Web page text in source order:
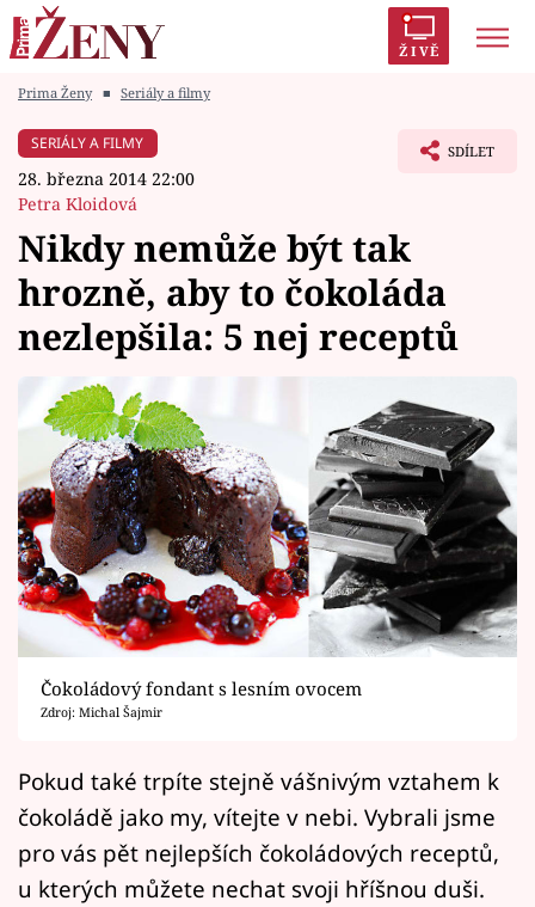
ŽIVĚ
Módní alarm
Témata
Celebrity
Vztahy
Seriály
Horoskopy
Sledujte prima+
Filmový festival Karlovy Vary
Pořady
Mámy sobě
Přihlášení
Prima Ženy ■ Seriály a filmy
SERIÁLY A FILMY
28. března 2014 22:00
Petra Kloidová
SDÍLET
Nikdy nemůže být tak
hrozně, aby to čokoláda
nezlepšila: 5 nej receptů
Čokoládový fondant s lesním ovocem
Zdroj: Michal Šajmir
Pokud také trpíte stejně vášnivým vztahem k
čokoládě jako my, vítejte v nebi. Vybrali jsme
pro vás pět nejlepších čokoládových receptů,
u kterých můžete nechat svoji hříšnou duši.